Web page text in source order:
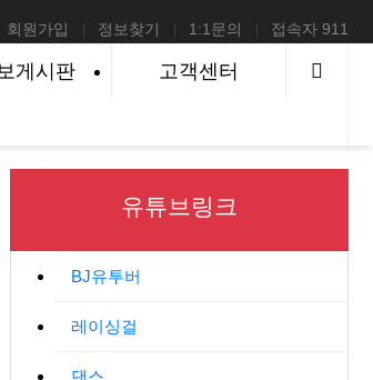
회원가입 정보찾기 1:1문의 접속자 911
게시판 고객센터
유튜브링크
BJ유투버
레이싱걸
댄스